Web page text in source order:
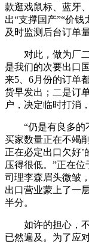
款逛戏鼠标、蓝牙
出“支撑国产”“价钱
及时监测后台订单量
对此，做为厂二
是我们的次要出口
来5、6月份的订单
货早发出；二是订
户，决定临时打消
“仍是有良多的
买家数量正在不竭
正在必定出口欠好
压得很低。”正在
司理李森眉头微皱
出口营业蒙上了一
半分。
如许的担心，不
已然遍及。为了应